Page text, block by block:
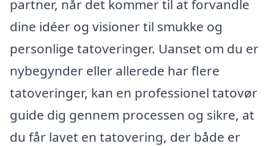
partner, når det kommer til at forvandle
dine idéer og visioner til smukke og
personlige tatoveringer. Uanset om du er
nybegynder eller allerede har flere
tatoveringer, kan en professionel tatovør
guide dig gennem processen og sikre, at
du får lavet en tatovering, der både er